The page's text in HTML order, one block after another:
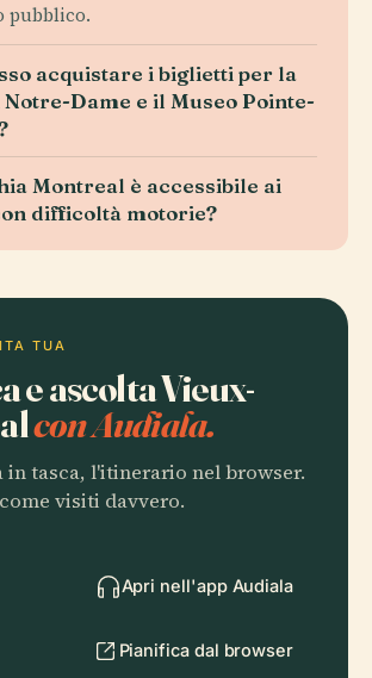
pubblico.
acquistare i biglietti per la
Dame e il Museo Pointe-
Montreal è accessibile ai
difficoltà motorie?
TUA
e ascolta Vieux-
con Audiala.
in tasca, l'itinerario nel browser.
visiti davvero.
Apri nell'app Audiala
Pianifica dal browser